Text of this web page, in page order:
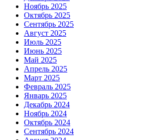
Ноябрь 2025
Октябрь 2025
Сентябрь 2025
Август 2025
Июль 2025
Июнь 2025
Май 2025
Апрель 2025
Март 2025
Февраль 2025
Январь 2025
Декабрь 2024
Ноябрь 2024
Октябрь 2024
Сентябрь 2024